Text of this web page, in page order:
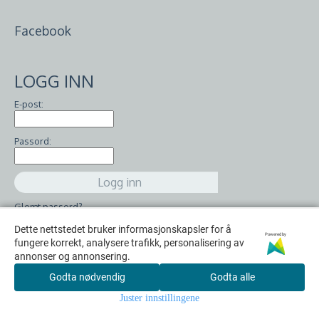
Facebook
LOGG INN
E-post:
Passord:
Glemt passord?
Om oss
Kontakt oss
Dette nettstedet bruker informasjonskapsler for å
fungere korrekt, analysere trafikk, personalisering av
annonser og annonsering.
Powered by
Godta nødvendig Godta alle
Juster innstillingene
Dette nettstedet bruker informasjonskapsler for å
fungere korrekt, analysere trafikk, personalisering av
annonser og annonsering.
Powered by
Godta nødvendig Godta alle
Juster innstillingene